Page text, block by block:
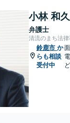
小林 和久
弁護士
清流のまち法
鈴鹿市 か
らも相談
受付中